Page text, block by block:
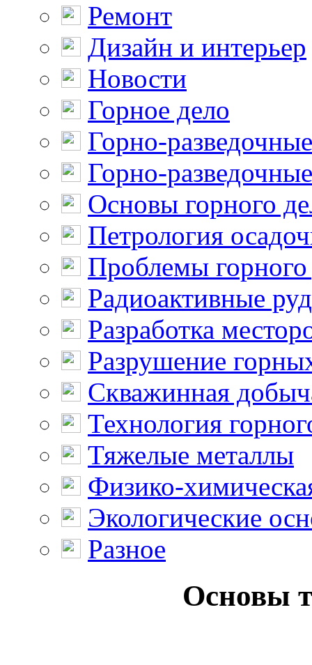
Ремонт
Дизайн и интерьер
Новости
Горное дело
Горно-
Горно-
Основы горного
Петрология
Проблемы горного
Радиоактивные
Разработка
Разрушение
Скважинная
Технология
Тяжелые металлы
Физико-
Экологические
Разное
Основы